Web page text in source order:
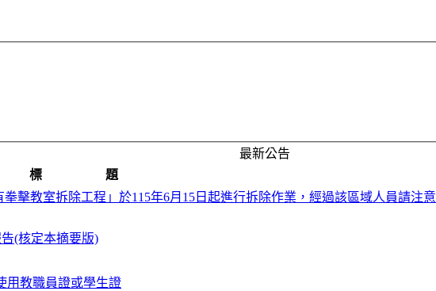
最新公告
標 題
擊教室拆除工程」於115年6月15日起進行拆除作業，經過該區域人員請注意
(核定本摘要版)
用教職員證或學生證